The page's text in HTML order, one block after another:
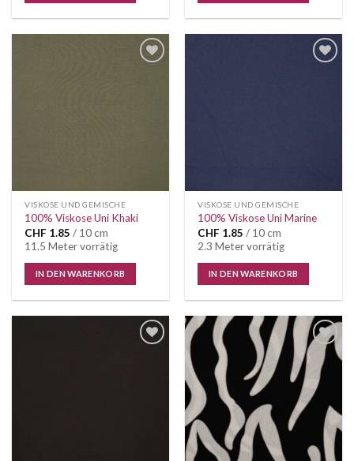
VISKOSE UND GEMISCHE
100% Viskose Uni Khaki
CHF 1.85 / 10 cm
11.5 Meter vorrätig
IN DEN WARENKORB
VISKOSE UND GEMISCHE
100% Viskose Uni Marine
CHF 1.85 / 10 cm
2.3 Meter vorrätig
IN DEN WARENKORB